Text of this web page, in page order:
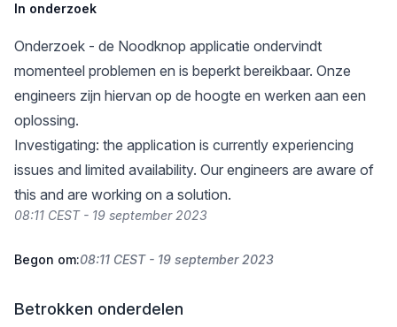
In onderzoek
Onderzoek - de Noodknop applicatie ondervindt
momenteel problemen en is beperkt bereikbaar. Onze
engineers zijn hiervan op de hoogte en werken aan een
oplossing.
Investigating: the application is currently experiencing
issues and limited availability. Our engineers are aware of
this and are working on a solution.
08:11 CEST - 19 september 2023
Begon om:08:11 CEST - 19 september 2023
Betrokken onderdelen